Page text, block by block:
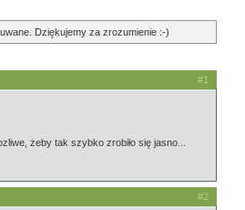
Dziękujemy za zrozumienie :-)
#1
żeby tak szybko zrobiło się jasno...
#2